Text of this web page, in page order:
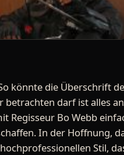
könnte die Überschrift
betrachten darf ist alles
Regisseur Bo Webb
In der Hoffnung,
Stil,